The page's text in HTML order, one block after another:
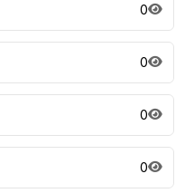
0
0
0
0